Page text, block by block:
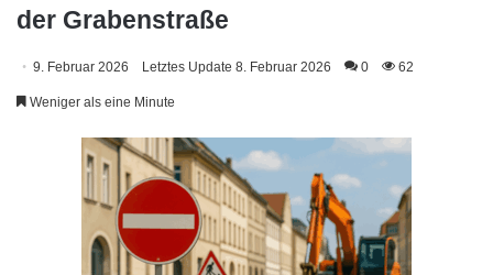
der Grabenstraße
9. Februar 2026 Letztes Update 8. Februar 2026 0 62
Weniger als eine Minute